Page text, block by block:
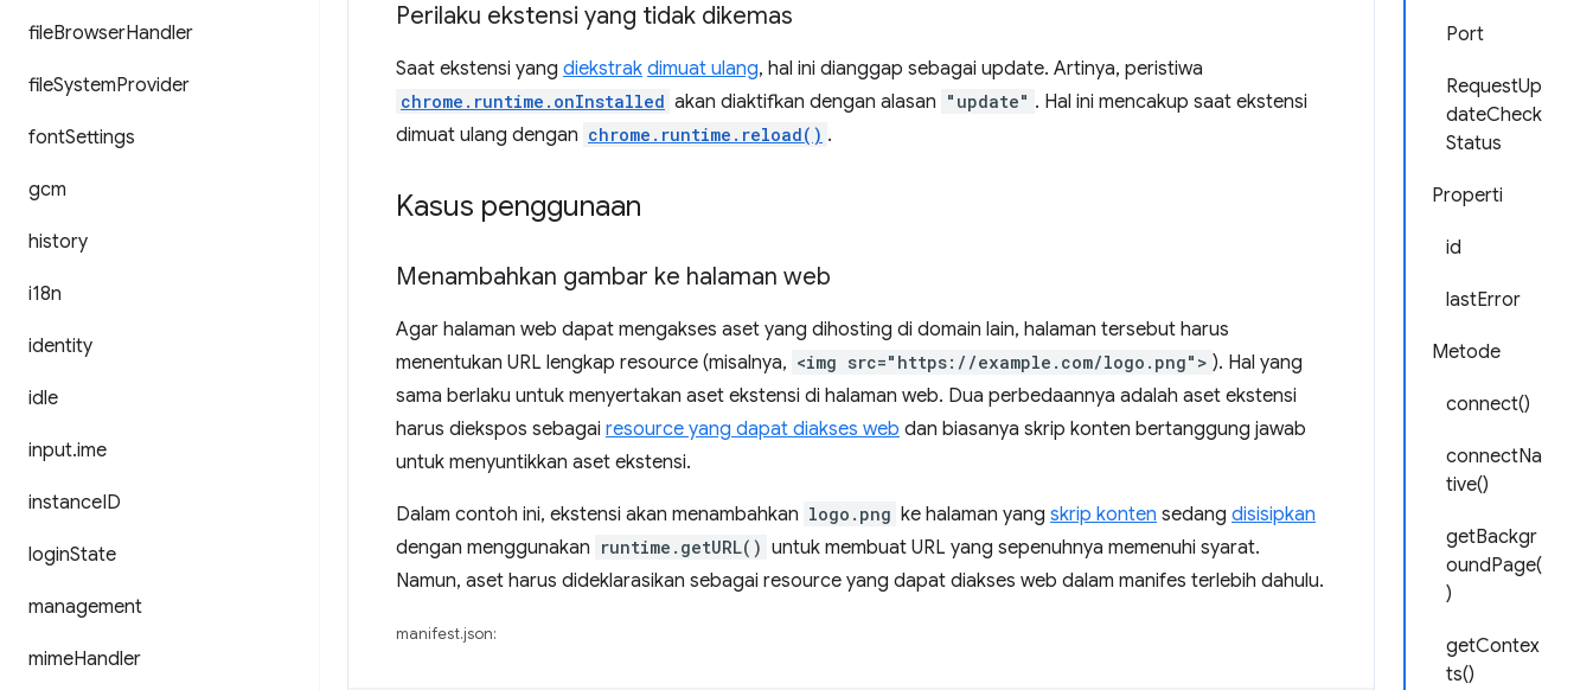
fileBrowserHandler
fileSystemProvider
fontSettings
gcm
history
i18n
identity
idle
input.ime
instanceID
loginState
management
mimeHandler
Port
RequestUp
dateCheck
Status
Properti
id
lastError
Metode
connect()
connectNa
tive()
getBackgr
oundPage(
)
getContex
ts()
Perilaku ekstensi yang tidak dikemas
Saat ekstensi yang diekstrak dimuat ulang, hal ini dianggap sebagai update. Artinya, peristiwa
chrome.runtime.onInstalled akan diaktifkan dengan alasan "update" . Hal ini mencakup saat ekstensi
dimuat ulang dengan chrome.runtime.reload() .
Kasus penggunaan
Menambahkan gambar ke halaman web
Agar halaman web dapat mengakses aset yang dihosting di domain lain, halaman tersebut harus
menentukan URL lengkap resource (misalnya, <img src="https://example.com/logo.png"> ). Hal yang
sama berlaku untuk menyertakan aset ekstensi di halaman web. Dua perbedaannya adalah aset ekstensi
harus diekspos sebagai resource yang dapat diakses web dan biasanya skrip konten bertanggung jawab
untuk menyuntikkan aset ekstensi.
Dalam contoh ini, ekstensi akan menambahkan logo.png ke halaman yang skrip konten sedang disisipkan
dengan menggunakan runtime.getURL() untuk membuat URL yang sepenuhnya memenuhi syarat.
Namun, aset harus dideklarasikan sebagai resource yang dapat diakses web dalam manifes terlebih dahulu.
manifest.json: